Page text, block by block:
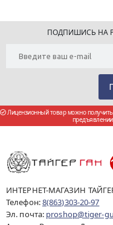
ПОДПИШИСЬ НА
Лицензионный товар можно
ИНТЕРНЕТ-МАГАЗИН
Телефон:8(863)303-20-97
Эл. почта: proshop@tiger-